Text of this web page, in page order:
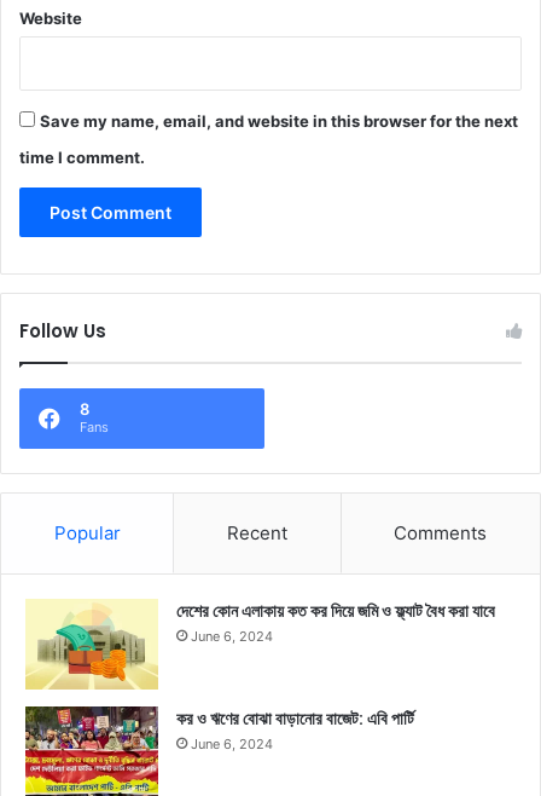
Website
Save my name, email, and website in this browser for the next
time I comment.
Follow Us
8
Fans
Popular Recent Comments
দেশের কোন এলাকায় কত কর দিয়ে জমি ও ফ্ল্যাট বৈধ করা যাবে
June 6, 2024
কর ও ঋণের বোঝা বাড়ানোর বাজেট: এবি পার্টি
June 6, 2024